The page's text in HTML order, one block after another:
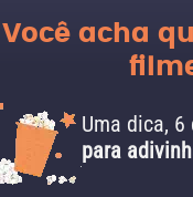
Você acha
Uma dica,
para